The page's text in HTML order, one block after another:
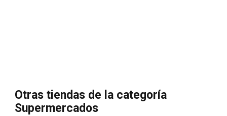
Otras tiendas de la categoría
Supermercados